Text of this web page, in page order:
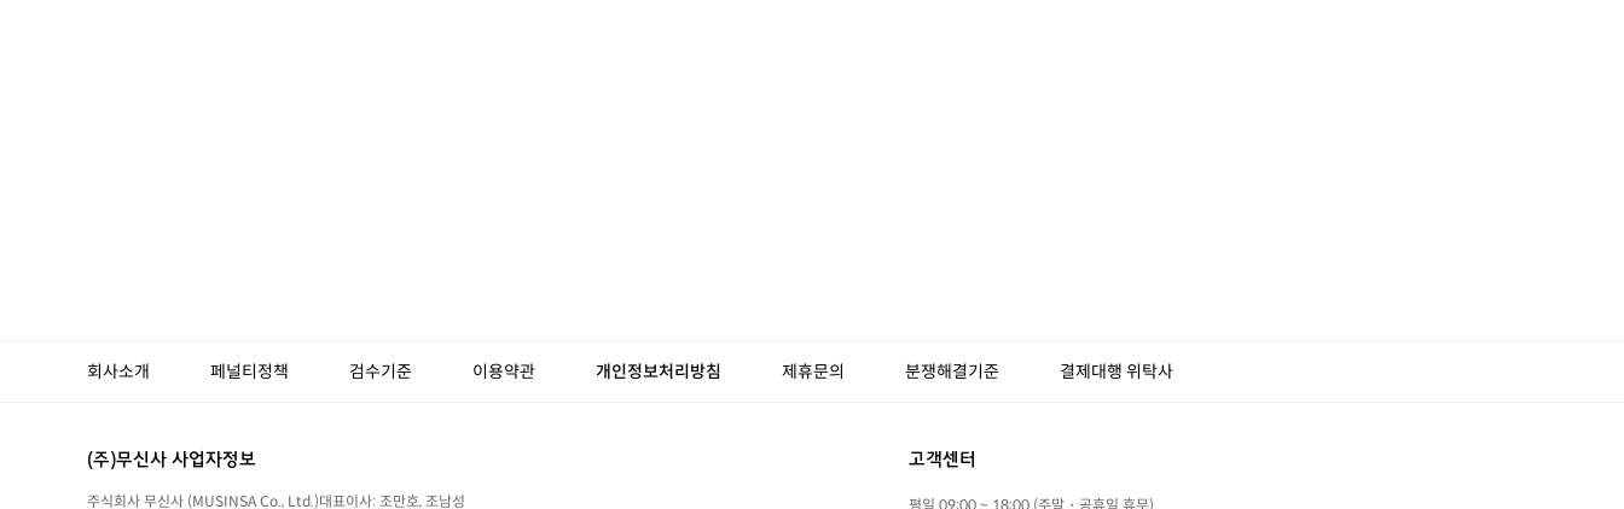
회사소개 페널티정책 검수기준 이용약관 개인정보처리방침 제휴문의 분쟁해결기준 결제대행 위탁사
(주)무신사 사업자정보
주식회사 무신사 (MUSINSA Co., Ltd.)대표이사: 조만호, 조남성
고객센터
평일 09:00 ~ 18:00 (주말・공휴일 휴무)